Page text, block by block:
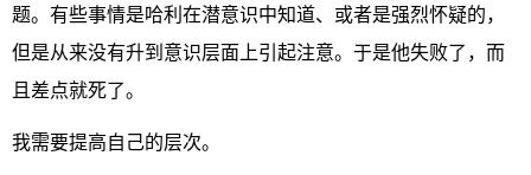
题。有些事情是哈利在潜意识中知道、或者是强烈怀疑的，
但是从来没有升到意识层面上引起注意。于是他失败了，而
且差点就死了。
我需要提高自己的层次。